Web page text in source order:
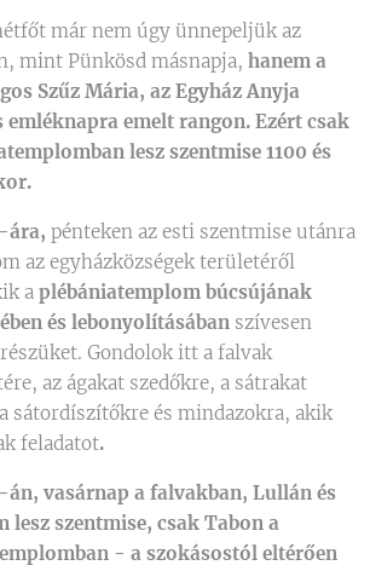
már nem úgy ünnepeljük az
mint Pünkösd másnapja, hanem a
Szűz Mária, az Egyház Anyja
emelt rangon. Ezért csak
lesz szentmise 1100 és
ára, pénteken az esti szentmise utánra
az egyházközségek területéről
a plébániatemplom búcsújának
és lebonyolításában szívesen
Gondolok itt a falvak
az ágakat szedőkre, a sátrakat
sátordíszítőkre és mindazokra, akik
feladatot.
vasárnap a falvakban, Lullán és
lesz szentmise, csak Tabon a
- a szokásostól eltérően